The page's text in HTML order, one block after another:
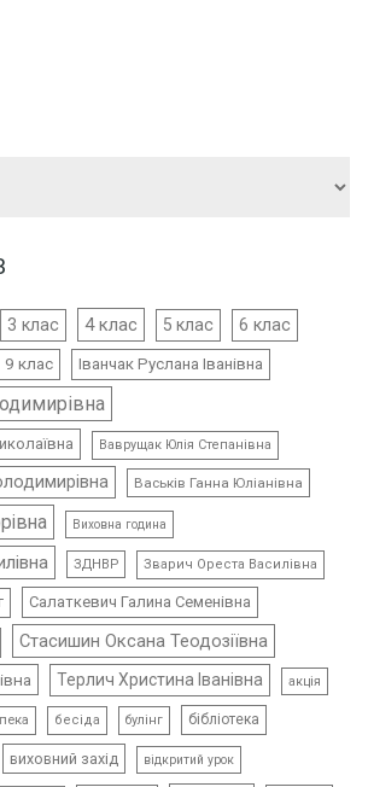
3 клас 4 клас 5 клас 6 клас
9 клас Іванчак Руслана Іванівна
Ваврущак Юлія Степанівна
Васьків Ганна Юліанівна
Виховна година
ЗДНВР Зварич Ореста Василівна
Салаткевич Галина Семенівна
Стасишин Оксана Теодозіївна
Терлич Христина Іванівна акція
бесіда булінг бібліотека
виховний захід відкритий урок